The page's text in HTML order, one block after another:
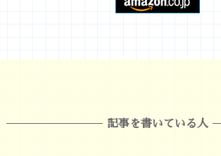
記事を書いている人